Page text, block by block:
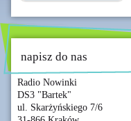
napisz do nas
Radio Nowinki
DS3 "Bartek"
ul. Skarżyńskiego 7/6